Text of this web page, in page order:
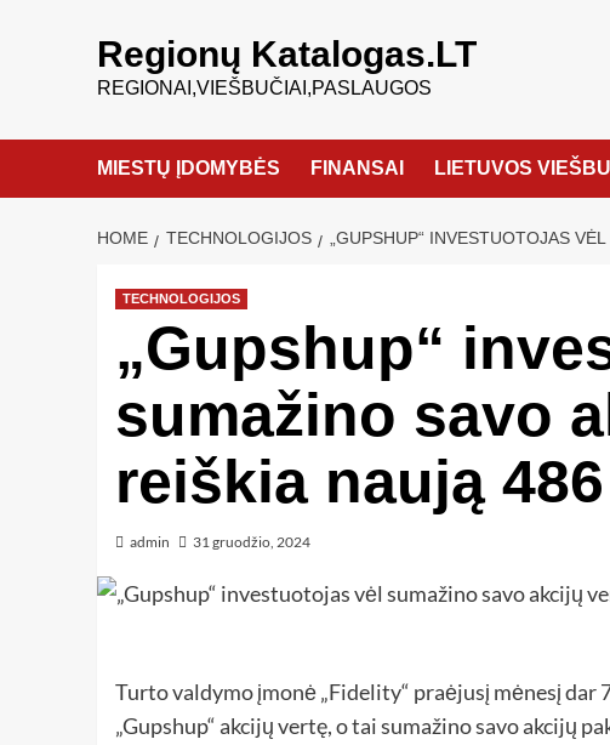
Regionų Katalogas.LT
REGIONAI,VIEŠBUČIAI,PASLAUGOS
MIESTŲ ĮDOMYBĖS FINANSAI LIETUVOS
HOME TECHNOLOGIJOS „GUPSHUP“ INVESTUOTOJAS
TECHNOLOGIJOS
„Gupshup“
sumažino savo
reiškia naują
admin 31 gruodžio, 2024
Turto valdymo įmonė „Fidelity“ praėjusį mėnesį
„Gupshup“ akcijų vertę, o tai sumažino savo akcijų